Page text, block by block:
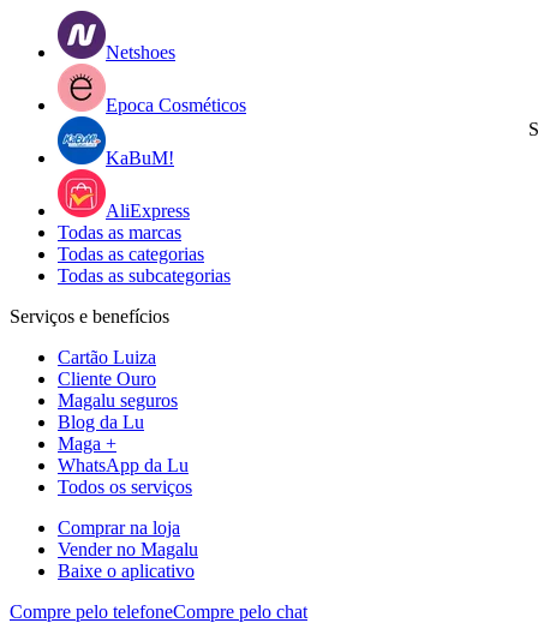
Netshoes
Epoca Cosméticos
KaBuM!
AliExpress
Todas as marcas
Todas as categorias
Todas as subcategorias
Serviços e benefícios
Cartão Luiza
Cliente Ouro
Magalu seguros
Blog da Lu
Maga +
WhatsApp da Lu
Todos os serviços
Comprar na loja
Vender no Magalu
Baixe o aplicativo
Compre pelo telefoneCompre pelo chat